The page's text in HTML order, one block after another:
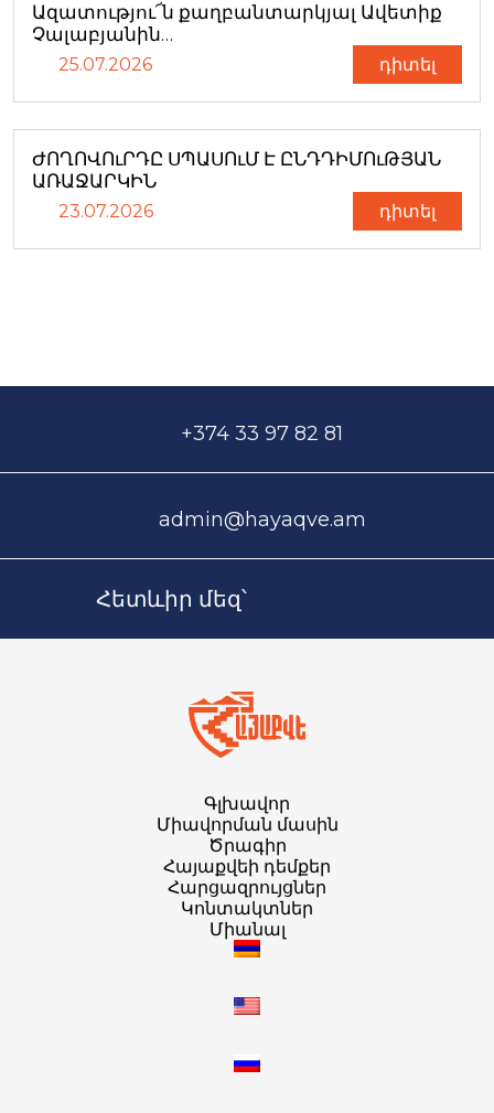
Ազատությու՜ն քաղբանտարկյալ Ավետիք
Չալաբյանին…
25.07.2026 դիտել
ԺՈՂՈՎՈւՐԴԸ ՍՊԱՍՈւՄ Է ԸՆԴԴԻՄՈւԹՅԱՆ
ԱՌԱՋԱՐԿԻՆ
23.07.2026 դիտել
+374 33 97 82 81
admin@hayaqve.am
Հետևիր մեզ՝
Գլխավոր
Միավորման մասին
Ծրագիր
Հայաքվեի դեմքեր
Հարցազրույցներ
Կոնտակտներ
Միանալ